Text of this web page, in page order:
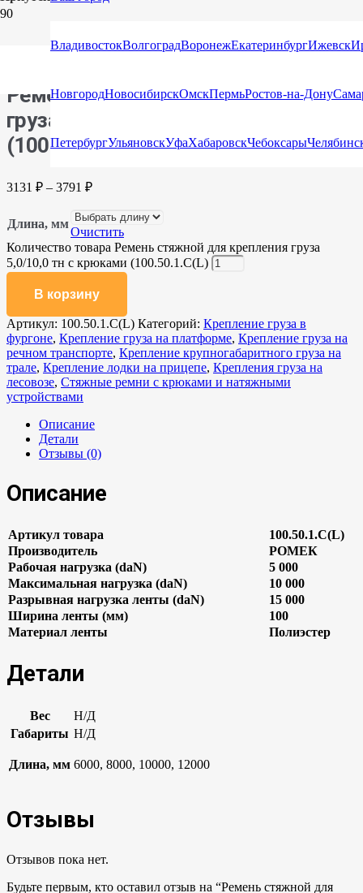
ВладивостокВолгоградВоронежЕкатеринбургИжевск
НовгородНовосибирскОмскПермьРостов-на-Дону
ПетербургУльяновскУфаХабаровскЧебоксары
крюками и натяжными устройствами/ Ремень стяжной для
Ремень стяжной для крепления
груза 5,0/10,0 тн с крюками
(100.50.1.С(L)
3131 ₽ – 3791 ₽
Длина, мм
Очистить
Количество товара Ремень стяжной для крепления груза
5,0/10,0 тн с крюками (100.50.1.С(L)
В корзину
Артикул: 100.50.1.С(L) Категорий: Крепление груза в
фургоне, Крепление груза на платформе, Крепление груза на
речном транспорте, Крепление крупногабаритного груза на
трале, Крепление лодки на прицепе, Крепления груза на
лесовозе, Стяжные ремни с крюками и натяжными
устройствами
Описание
Детали
Отзывы (0)
Описание
Артикул товара
100.50.1.С(L)
Производитель
РОМЕК
Рабочая нагрузка (daN)
5 000
Максимальная нагрузка (daN)
10 000
Разрывная нагрузка ленты (daN)
15 000
Ширина ленты (мм)
100
Материал ленты
Полиэстер
Детали
Вес
Н/Д
Габариты Н/Д
Длина, мм 6000, 8000, 10000, 12000
Отзывы
Отзывов пока нет.
Будьте первым, кто оставил отзыв на “Ремень стяжной для